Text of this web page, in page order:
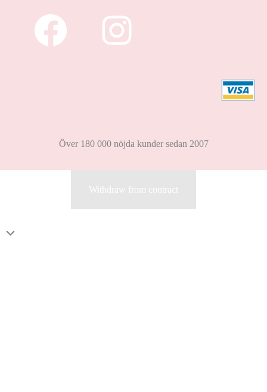
Över 180 000 nöjda kunder sedan 2007
Withdraw from contract